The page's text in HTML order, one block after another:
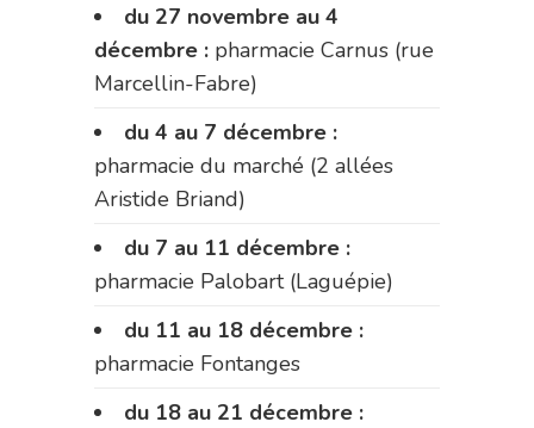
du 27 novembre au 4
décembre : pharmacie Carnus (rue
Marcellin-Fabre)
du 4 au 7 décembre :
pharmacie du marché (2 allées
Aristide Briand)
du 7 au 11 décembre :
pharmacie Palobart (Laguépie)
du 11 au 18 décembre :
pharmacie Fontanges
du 18 au 21 décembre :